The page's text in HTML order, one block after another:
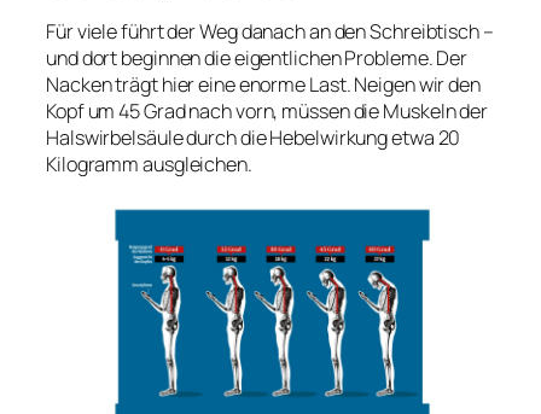
Für viele führt der Weg danach an den Schreibtisch –
und dort beginnen die eigentlichen Probleme. Der
Nacken trägt hier eine enorme Last. Neigen wir den
Kopf um 45 Grad nach vorn, müssen die Muskeln der
Halswirbelsäule durch die Hebelwirkung etwa 20
Kilogramm ausgleichen.